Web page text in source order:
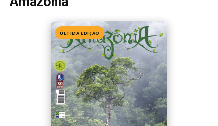
ÚLTIMA EDIÇÃO